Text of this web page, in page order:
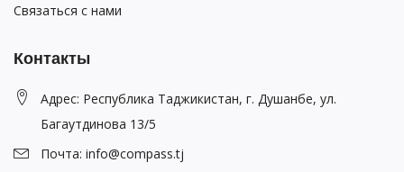
Связаться с нами
Контакты
Адрес: Республика Таджикистан, г. Душанбе, ул.
Багаутдинова 13/5
Почта: info@compass.tj